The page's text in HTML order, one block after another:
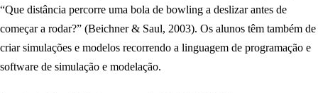
“Que distância percorre uma bola de bowling a deslizar antes de
começar a rodar?” (Beichner & Saul, 2003). Os alunos têm também de
criar simulações e modelos recorrendo a linguagem de programação e
software de simulação e modelação.